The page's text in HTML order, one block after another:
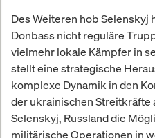
Des Weiteren hob Selenskyj
Donbass nicht reguläre
vielmehr lokale Kämpfer in
stellt eine strategische
komplexe Dynamik in den
der ukrainischen Streitkräfte
Selenskyj, Russland die
militärische Operationen in